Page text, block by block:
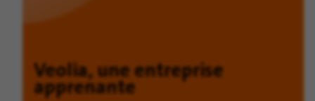
Veolia, une entreprise
apprenante